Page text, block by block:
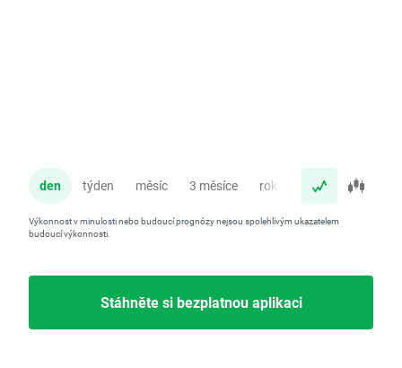
den týden měsíc 3 měsíce rok
Výkonnost v minulosti nebo budoucí prognózy nejsou spolehlivým ukazatelem
budoucí výkonnosti.
Stáhněte si bezplatnou aplikaci